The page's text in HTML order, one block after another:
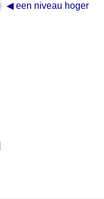
◀ een niveau hoger